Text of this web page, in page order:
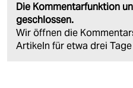
Die Kommentarfunktion
geschlossen.
Wir öffnen die
Artikeln für etwa drei Tage